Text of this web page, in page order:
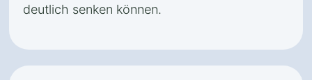
deutlich senken können.